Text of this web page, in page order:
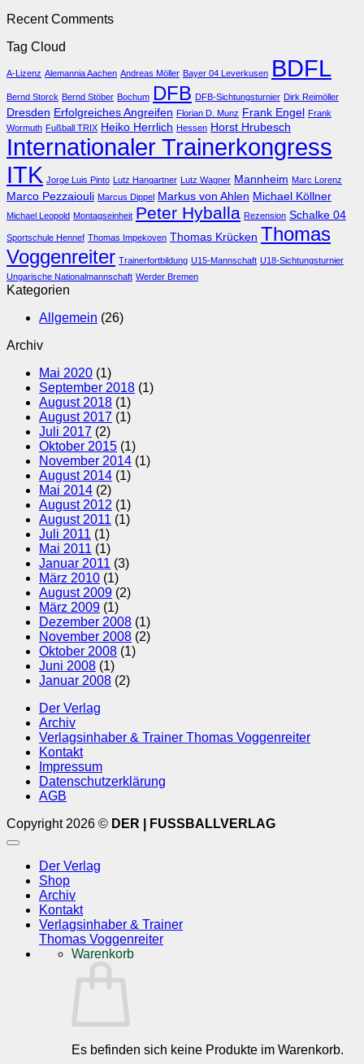
Trainerkongresses
2017
vollen
Touren
Recent Comments
Tag Cloud
A-Lizenz Alemannia Aachen Andreas Möller Bayer 04 Leverkusen BDFL
Bernd Storck Bernd Stöber Bochum DFB DFB-Sichtungsturnier Dirk Reimöller
Dresden Erfolgreiches Angreifen Florian D. Munz Frank Engel Frank
Wormuth Fußball TRIX Heiko Herrlich Hessen Horst Hrubesch
Internationaler Trainerkongress
ITK Jorge Luis Pinto Lutz Hangartner Lutz Wagner Mannheim Marc Lorenz
Marco Pezzaiouli Marcus Dippel Markus von Ahlen Michael Köllner
Michael Leopold Montagseinheit Peter Hyballa Rezension Schalke 04
Sportschule Hennef Thomas Impekoven Thomas Krücken Thomas
Voggenreiter Trainerfortbildung U15-Mannschaft U18-Sichtungsturnier
Ungarische Nationalmannschaft Werder Bremen
Kategorien
Allgemein (26)
Archiv
Mai 2020 (1)
September 2018 (1)
August 2018 (1)
August 2017 (1)
Juli 2017 (2)
Oktober 2015 (1)
November 2014 (1)
August 2014 (1)
Mai 2014 (2)
August 2012 (1)
August 2011 (1)
Juli 2011 (1)
Mai 2011 (1)
Januar 2011 (3)
März 2010 (1)
August 2009 (2)
März 2009 (1)
Dezember 2008 (1)
November 2008 (2)
Oktober 2008 (1)
Juni 2008 (1)
Januar 2008 (2)
Der Verlag
Archiv
Verlagsinhaber & Trainer Thomas Voggenreiter
Kontakt
Impressum
Datenschutzerklärung
AGB
Copyright 2026 © DER | FUSSBALLVERLAG
Der Verlag
Shop
Archiv
Kontakt
Verlagsinhaber & Trainer
Thomas Voggenreiter
Warenkorb
Es befinden sich keine Produkte im Warenkorb.